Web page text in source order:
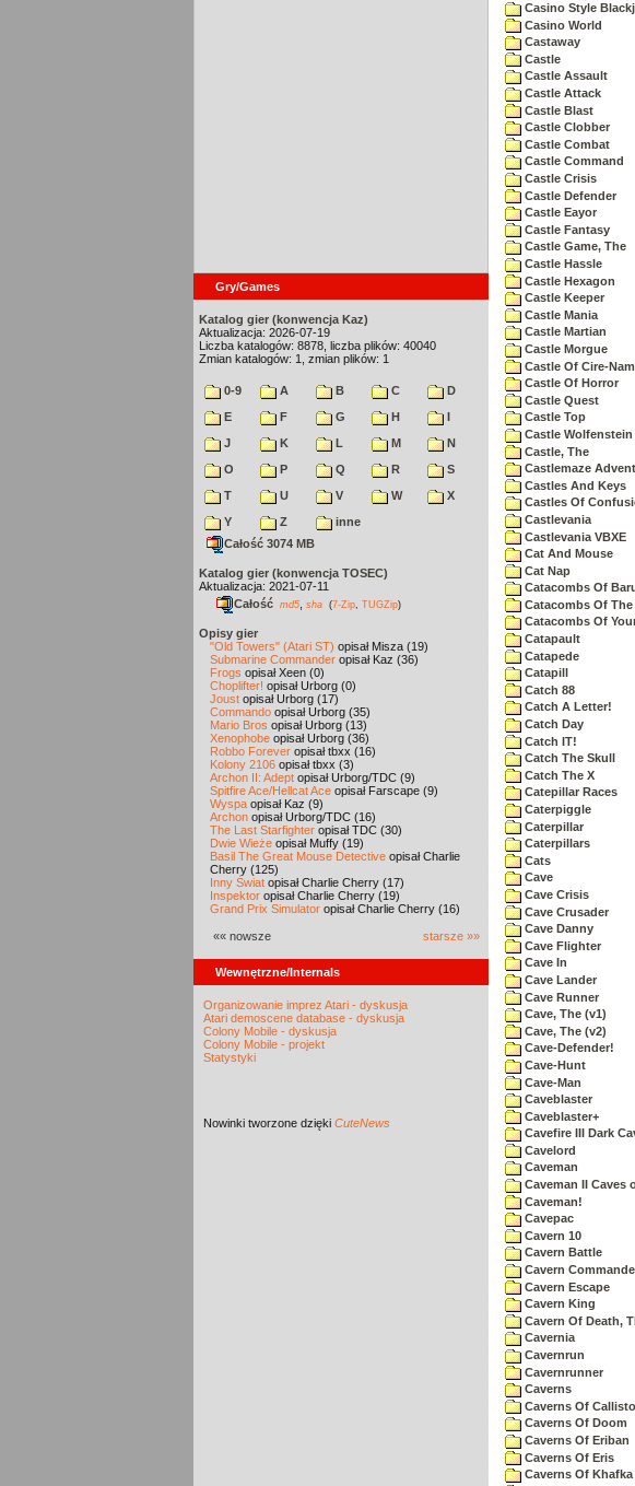
Gry/Games
Katalog gier (konwencja Kaz)
Aktualizacja: 2026-07-19
Liczba katalogów: 8878, liczba plików: 40040
Zmian katalogów: 1, zmian plików: 1
0-9 A B C
D
E
F G H
I
J
K L M
N
O
P Q R
S
T
U V W
X
Y
Z
inne
Całość 3074 MB
Katalog gier (konwencja TOSEC)
Aktualizacja: 2021-07-11
Całość md5 sha (7-Zip TUGZip)
Opisy gier
"Old Towers" (Atari ST) opisał Misza (19)
Submarine Commander opisał Kaz (36)
Frogs opisał Xeen (0)
Choplifter! opisał Urborg (0)
Joust opisał Urborg (17)
Commando opisał Urborg (35)
Mario Bros opisał Urborg (13)
Xenophobe opisał Urborg (36)
Robbo Forever opisał tbxx (16)
Kolony 2106 opisał tbxx (3)
Archon II: Adept opisał Urborg/TDC (9)
Spitfire Ace/Hellcat Ace opisał Farscape (9)
Wyspa opisał Kaz (9)
Archon opisał Urborg/TDC (16)
The Last Starfighter opisał TDC (30)
Dwie Wieże opisał Muffy (19)
Basil The Great Mouse Detective opisał Charlie
Cherry (125)
Inny Świat opisał Charlie Cherry (17)
Inspektor opisał Charlie Cherry (19)
Grand Prix Simulator opisał Charlie Cherry (16)
«« nowsze starsze »»
Wewnętrzne/Internals
Organizowanie imprez Atari - dyskusja
Atari demoscene database - dyskusja
Colony Mobile - dyskusja
Colony Mobile - projekt
Statystyki
Nowinki tworzone dzięki CuteNews
Casino Style
Casino World
Castaway
Castle
Castle Assault
Castle Attack
Castle Blast
Castle Clobber
Castle Combat
Castle Command
Castle Crisis
Castle Defender
Castle Eayor
Castle Fantasy
Castle Game, The
Castle Hassle
Castle Hexagon
Castle Keeper
Castle Mania
Castle Martian
Castle Morgue
Castle Of Cire-
Castle Of Horror
Castle Quest
Castle Top
Castle Wolfenstein
Castle, The
Castlemaze
Castles And Keys
Castles Of
Castlevania
Castlevania VBXE
Cat And Mouse
Cat Nap
Catacombs Of
Catacombs Of
Catacombs Of
Catapault
Catapede
Catapill
Catch 88
Catch A Letter!
Catch Day
Catch IT!
Catch The Skull
Catch The X
Catepillar Races
Caterpiggle
Caterpillar
Caterpillars
Cats
Cave
Cave Crisis
Cave Crusader
Cave Danny
Cave Flighter
Cave In
Cave Lander
Cave Runner
Cave, The (v1)
Cave, The (v2)
Cave-Defender!
Cave-Hunt
Cave-Man
Caveblaster
Caveblaster+
Cavefire III Dark
Cavelord
Caveman
Caveman II Caves
Caveman!
Cavepac
Cavern 10
Cavern Battle
Cavern
Cavern Escape
Cavern King
Cavern Of Death,
Cavernia
Cavernrun
Cavernrunner
Caverns
Caverns Of Callisto
Caverns Of Doom
Caverns Of Eriban
Caverns Of Eris
Caverns Of Khafka